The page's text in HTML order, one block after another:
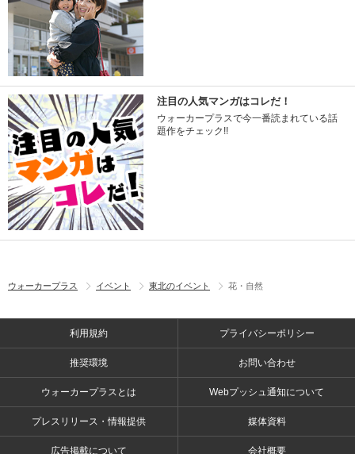
注目の人気マンガはコレだ！
ウォーカープラスで今一番読まれている話
題作をチェック!!
ウォーカープラス イベント 東北のイベント 花・自然
利用規約 プライバシーポリシー
推奨環境 お問い合わせ
ウォーカープラスとは Webプッシュ通知について
プレスリリース・情報提供 媒体資料
広告掲載について 会社概要